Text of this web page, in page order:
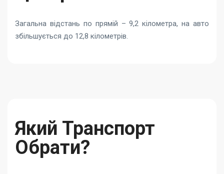
Загальна відстань по прямій – 9,2 кілометра, на авто
збільшується до 12,8 кілометрів.
Який Транспорт
Обрати?